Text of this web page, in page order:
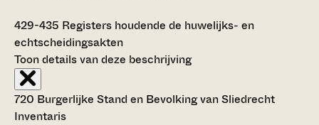
429-435 Registers houdende de huwelijks- en
echtscheidingsakten
Toon details van deze beschrijving
720 Burgerlijke Stand en Bevolking van Sliedrecht
Inventaris